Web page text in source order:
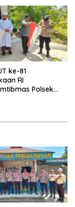
ke-81
RI
Polsek